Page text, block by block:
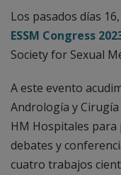
Los pasados días
ESSM Congress
Society for Sexual
A este evento
Andrología y
HM Hospitales
debates y
cuatro trabajos